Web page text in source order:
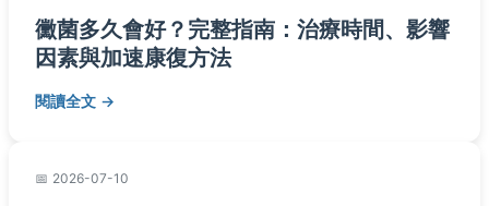
黴菌多久會好？完整指南：治療時間、影響
因素與加速康復方法
閱讀全文
2026-07-10